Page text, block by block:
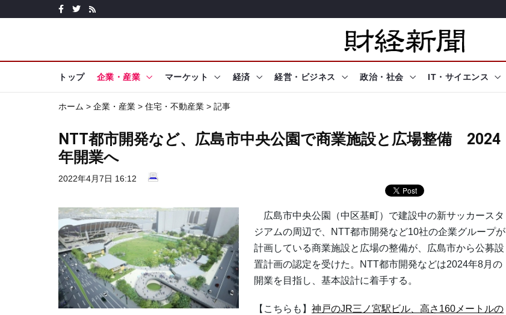
トップ 企業・産業 マーケット 経済 経営・ビジネス 政治・社会 IT・サイエンス
ホーム > 企業・産業 > 住宅・不動産業 > 記事
NTT都市開発など、広島市中央公園で商業施設と広場整備 2024
年開業へ
2022年4月7日 16:12
広島市中央公園（中区基町）で建設中の新サッカースタ
ジアムの周辺で、NTT都市開発など10社の企業グループが
計画している商業施設と広場の整備が、広島市から公募設
置計画の認定を受けた。NTT都市開発などは2024年8月の
開業を目指し、基本設計に着手する。
【こちらも】 神戸のJR三ノ宮駅ビル、高さ160メートルの